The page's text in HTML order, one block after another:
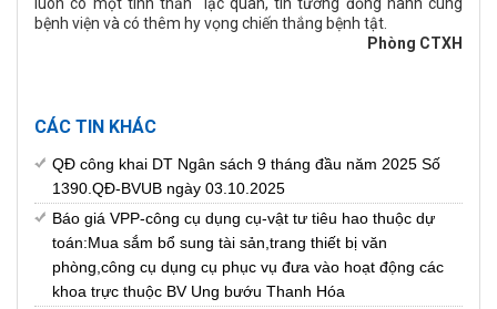
luôn có một tinh thần lạc quan, tin tưởng đồng hành cùng
bệnh viện và có thêm hy vọng chiến thắng bệnh tật.
Phòng CTXH
CÁC TIN KHÁC
QĐ công khai DT Ngân sách 9 tháng đầu năm 2025 Số
1390.QĐ-BVUB ngày 03.10.2025
Báo giá VPP-công cụ dụng cụ-vật tư tiêu hao thuộc dự
toán:Mua sắm bổ sung tài sản,trang thiết bị văn
phòng,công cụ dụng cụ phục vụ đưa vào hoạt động các
khoa trực thuộc BV Ung bướu Thanh Hóa